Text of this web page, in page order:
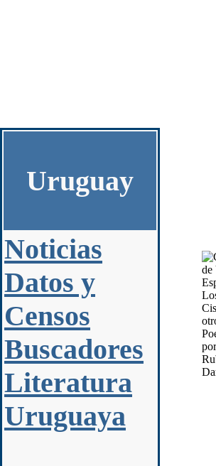
Uruguay
Noticias
Datos y
Censos
Buscadores
Literatura
Uruguaya